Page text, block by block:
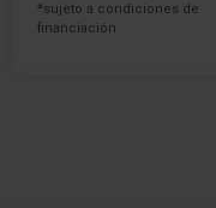
*sujeto a condiciones de
financiación